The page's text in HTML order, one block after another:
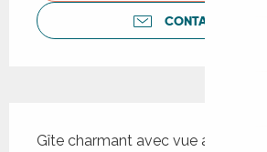
CONTACTEZ-
Gîte charmant avec vue admirable